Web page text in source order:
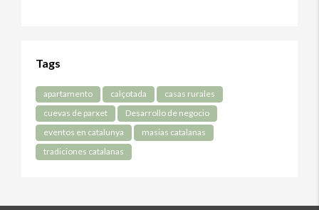
Tags
apartamento calçotada
casas rurales
cuevas de parxet
Desarrollo de negocio
eventos en catalunya
masias catalanas
tradiciones catalanas